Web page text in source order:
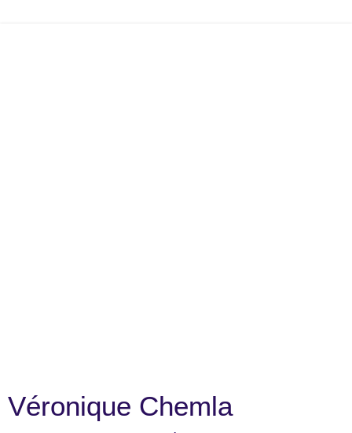
Véronique Chemla